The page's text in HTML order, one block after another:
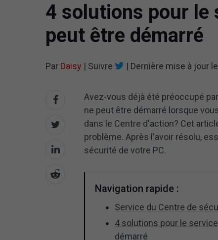
4 solutions pour le
peut être démarré
Par Daisy | Suivre | Dernière mise à jour le
Avez-vous déjà été préoccupé
ne peut être démarré lorsque
dans le Centre d'action? Cet
problème. Après l'avoir résolu,
sécurité de votre PC.
Navigation rapide :
Service du Centre de
4 solutions pour le
démarré